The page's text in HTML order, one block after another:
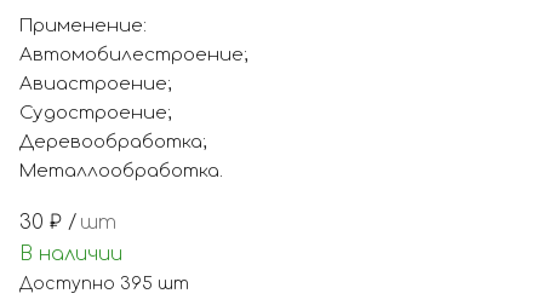
Применение:
Автомобилестроение;
Авиастроение;
Судостроение;
Деревообработка;
Металлообработка.
30 ₽ / шт
В наличии
Доступно 395 шт